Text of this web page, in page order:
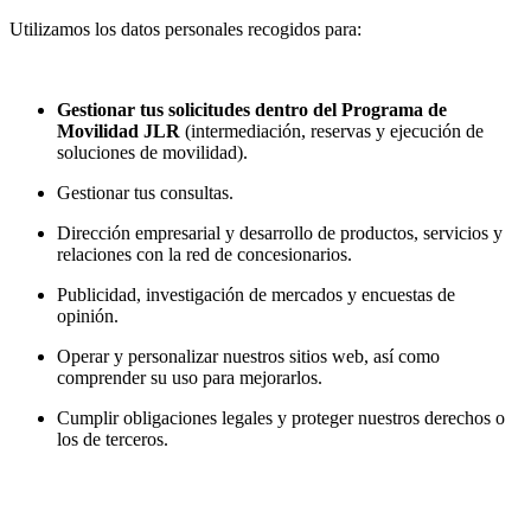
Utilizamos los datos personales recogidos para:
Gestionar tus solicitudes dentro del Programa de
Movilidad JLR (intermediación, reservas y ejecución de
soluciones de movilidad).
Gestionar tus consultas.
Dirección empresarial y desarrollo de productos, servicios y
relaciones con la red de concesionarios.
Publicidad, investigación de mercados y encuestas de
opinión.
Operar y personalizar nuestros sitios web, así como
comprender su uso para mejorarlos.
Cumplir obligaciones legales y proteger nuestros derechos o
los de terceros.